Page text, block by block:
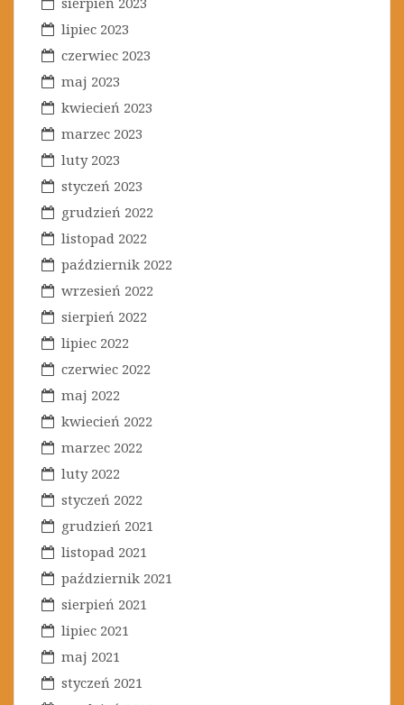
lipiec 2023
czerwiec 2023
maj 2023
kwiecień 2023
marzec 2023
luty 2023
styczeń 2023
grudzień 2022
listopad 2022
październik 2022
wrzesień 2022
sierpień 2022
lipiec 2022
czerwiec 2022
maj 2022
kwiecień 2022
marzec 2022
luty 2022
styczeń 2022
grudzień 2021
listopad 2021
październik 2021
sierpień 2021
lipiec 2021
maj 2021
styczeń 2021